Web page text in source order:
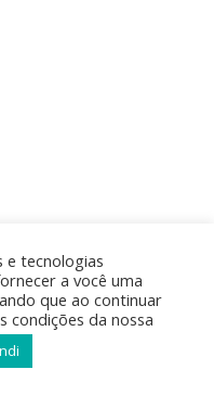
e tecnologias
a você uma
que ao continuar
condições da nossa